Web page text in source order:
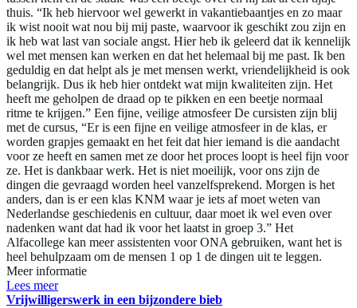
thuis. “Ik heb hiervoor wel gewerkt in vakantiebaantjes en zo maar
ik wist nooit wat nou bij mij paste, waarvoor ik geschikt zou zijn en
ik heb wat last van sociale angst. Hier heb ik geleerd dat ik kennelijk
wel met mensen kan werken en dat het helemaal bij me past. Ik ben
geduldig en dat helpt als je met mensen werkt, vriendelijkheid is ook
belangrijk. Dus ik heb hier ontdekt wat mijn kwaliteiten zijn. Het
heeft me geholpen de draad op te pikken en een beetje normaal
ritme te krijgen.” Een fijne, veilige atmosfeer De cursisten zijn blij
met de cursus, “Er is een fijne en veilige atmosfeer in de klas, er
worden grapjes gemaakt en het feit dat hier iemand is die aandacht
voor ze heeft en samen met ze door het proces loopt is heel fijn voor
ze. Het is dankbaar werk. Het is niet moeilijk, voor ons zijn de
dingen die gevraagd worden heel vanzelfsprekend. Morgen is het
anders, dan is er een klas KNM waar je iets af moet weten van
Nederlandse geschiedenis en cultuur, daar moet ik wel even over
nadenken want dat had ik voor het laatst in groep 3.” Het
Alfacollege kan meer assistenten voor ONA gebruiken, want het is
heel behulpzaam om de mensen 1 op 1 de dingen uit te leggen.
Meer informatie
Lees meer
Vrijwilligerswerk in een bijzondere bieb